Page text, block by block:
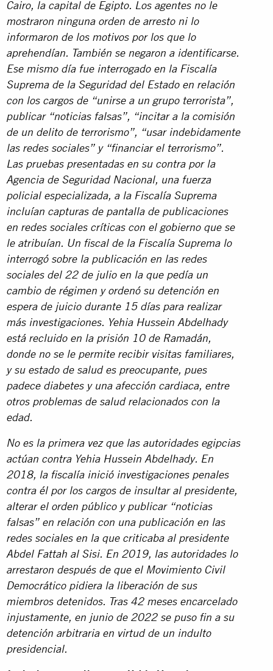
Cairo, la capital de Egipto. Los agentes no le
mostraron ninguna orden de arresto ni lo
informaron de los motivos por los que lo
aprehendían. También se negaron a identificarse.
Ese mismo día fue interrogado en la Fiscalía
Suprema de la Seguridad del Estado en relación
con los cargos de “unirse a un grupo terrorista”,
publicar “noticias falsas”, “incitar a la comisión
de un delito de terrorismo”, “usar indebidamente
las redes sociales” y “financiar el terrorismo”.
Las pruebas presentadas en su contra por la
Agencia de Seguridad Nacional, una fuerza
policial especializada, a la Fiscalía Suprema
incluían capturas de pantalla de publicaciones
en redes sociales críticas con el gobierno que se
le atribuían. Un fiscal de la Fiscalía Suprema lo
interrogó sobre la publicación en las redes
sociales del 22 de julio en la que pedía un
cambio de régimen y ordenó su detención en
espera de juicio durante 15 días para realizar
más investigaciones. Yehia Hussein Abdelhady
está recluido en la prisión 10 de Ramadán,
donde no se le permite recibir visitas familiares,
y su estado de salud es preocupante, pues
padece diabetes y una afección cardiaca, entre
otros problemas de salud relacionados con la
edad.
No es la primera vez que las autoridades egipcias
actúan contra Yehia Hussein Abdelhady. En
2018, la fiscalía inició investigaciones penales
contra él por los cargos de insultar al presidente,
alterar el orden público y publicar “noticias
falsas” en relación con una publicación en las
redes sociales en la que criticaba al presidente
Abdel Fattah al Sisi. En 2019, las autoridades lo
arrestaron después de que el Movimiento Civil
Democrático pidiera la liberación de sus
miembros detenidos. Tras 42 meses encarcelado
injustamente, en junio de 2022 se puso fin a su
detención arbitraria en virtud de un indulto
presidencial.